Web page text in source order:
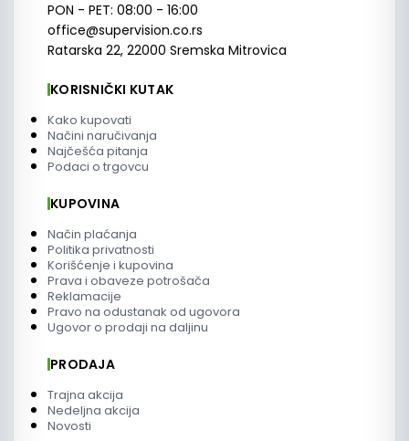
PON - PET: 08:00 - 16:00
office@supervision.co.rs
Ratarska 22, 22000 Sremska Mitrovica
KORISNIČKI KUTAK
Kako kupovati
Načini naručivanja
Najčešća pitanja
Podaci o trgovcu
KUPOVINA
Način plaćanja
Politika privatnosti
Korišćenje i kupovina
Prava i obaveze potrošača
Reklamacije
Pravo na odustanak od ugovora
Ugovor o prodaji na daljinu
PRODAJA
Trajna akcija
Nedeljna akcija
Novosti